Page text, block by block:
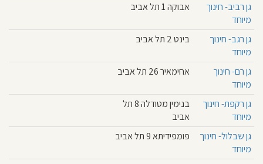
גן רביב- חינוך
מיוחד
אבוקה 1 תל אביב
גן רגב- חינוך
מיוחד
בינט 2 תל אביב
גן רם- חינוך
מיוחד
אחימאיר 26 תל אביב
גן רקפת- חינוך
מיוחד
בנימין מטודלה 8 תל
אביב
גן שבלול- חינוך
מיוחד
פומפידיתא 9 תל אביב